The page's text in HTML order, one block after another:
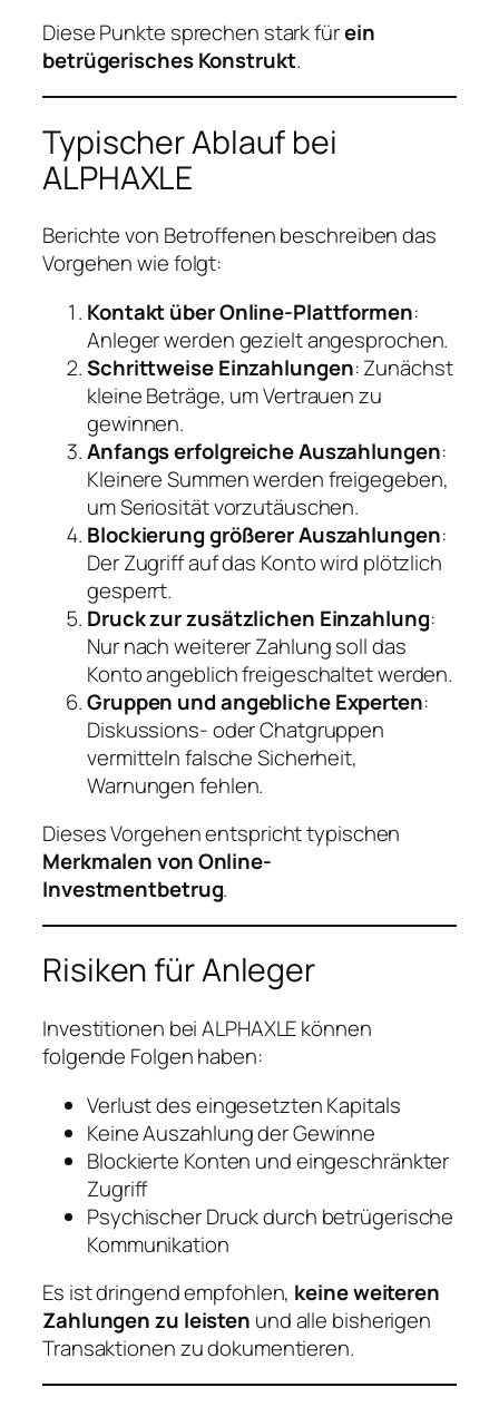
Diese Punkte sprechen stark fürein
betrügerisches Konstrukt.
Typischer Ablauf bei
ALPHAXLE
Berichte von Betroffenen beschreiben das
Vorgehen wie folgt:
Kontakt über Online-Plattformen:
Anleger werden gezielt angesprochen.
Schrittweise Einzahlungen: Zunächst
kleine Beträge, um Vertrauen zu
gewinnen.
Anfangs erfolgreiche Auszahlungen:
Kleinere Summen werden freigegeben,
um Seriosität vorzutäuschen.
Blockierung größerer Auszahlungen:
Der Zugriff auf das Konto wird plötzlich
gesperrt.
Druck zur zusätzlichen Einzahlung:
Nur nach weiterer Zahlung soll das
Konto angeblich freigeschaltet werden.
Gruppen und angebliche Experten:
Diskussions- oder Chatgruppen
vermitteln falsche Sicherheit,
Warnungen fehlen.
Dieses Vorgehen entspricht typischen
Merkmalen von Online-
Investmentbetrug.
Risiken für Anleger
Investitionen bei ALPHAXLE können
folgende Folgen haben:
Verlust des eingesetzten Kapitals
Keine Auszahlung der Gewinne
Blockierte Konten und eingeschränkter
Zugriff
Psychischer Druck durch betrügerische
Kommunikation
Es ist dringend empfohlen, keine weiteren
Zahlungen zu leisten und alle bisherigen
Transaktionen zu dokumentieren.